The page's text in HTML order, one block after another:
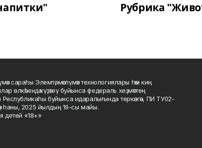
Рубрика
сараһы Элемтә, мәғлүмәт технологиялары һәм киң
өлкәһендә күҙәтеү буйынса федераль хеҙмәттең
буйынса идаралығында теркәлгән, ПИ ТУ02-
һаны, 2025 йылдың 19-сы майы.
детей «18+»